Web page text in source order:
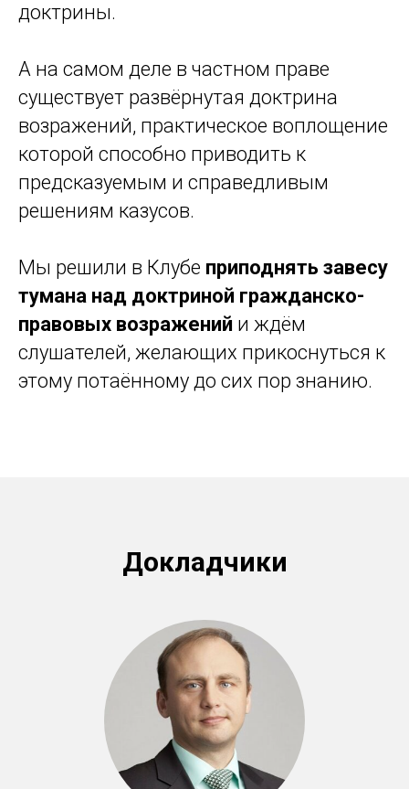
доктрины.
А на самом деле в частном праве
существует развёрнутая доктрина
возражений, практическое воплощение
которой способно приводить к
предсказуемым и справедливым
решениям казусов.
Мы решили в Клубе приподнять завесу
тумана над доктриной гражданско-
правовых возражений и ждём
слушателей, желающих прикоснуться к
этому потаённому до сих пор знанию.
Докладчики